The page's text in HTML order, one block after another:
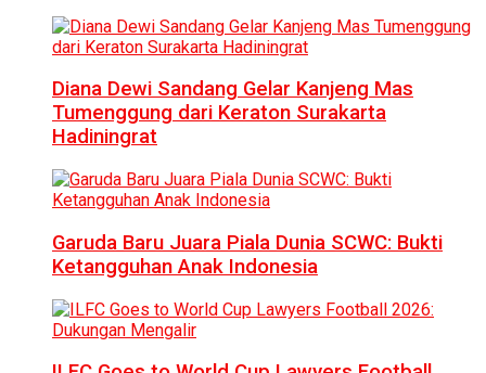
Diana Dewi Sandang Gelar Kanjeng Mas
Tumenggung dari Keraton Surakarta
Hadiningrat
Garuda Baru Juara Piala Dunia SCWC: Bukti
Ketangguhan Anak Indonesia